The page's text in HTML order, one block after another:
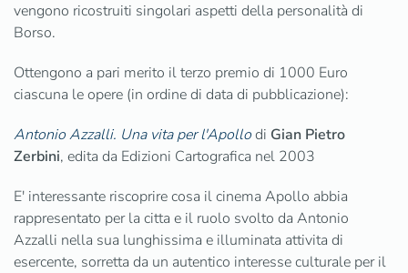
vengono ricostruiti singolari aspetti della personalità di
Borso.
Ottengono a pari merito il terzo premio di 1000 Euro
ciascuna le opere (in ordine di data di pubblicazione):
Antonio Azzalli. Una vita per l'Apollodi Gian Pietro
Zerbini, edita da Edizioni Cartografica nel 2003
E' interessante riscoprire cosa il cinema Apollo abbia
rappresentato per la citta e il ruolo svolto da Antonio
Azzalli nella sua lunghissima e illuminata attivita di
esercente, sorretta da un autentico interesse culturale per il